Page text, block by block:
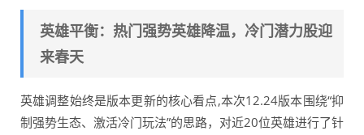
英雄平衡：热门强势英雄降温，冷门潜力股迎
来春天
英雄调整始终是版本更新的核心看点,本次12.24版本围绕“抑
制强势生态、激活冷门玩法”的思路，对近20位英雄进行了针